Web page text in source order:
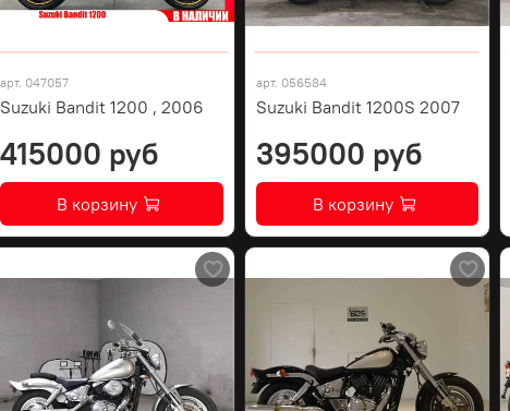
арт. 047057
Suzuki Bandit 1200 , 2006
415000 руб
В корзину
арт. 056584
Suzuki Bandit 1200S 2007
395000 руб
В корзину